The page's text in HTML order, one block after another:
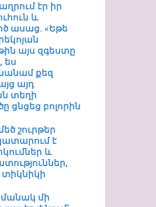
էր իր
և
ասաց. «Եթե
այս զգեստը
ես
քեզ
այդ
տեղի
ցնցեց բոլորին
շուրթեր
է
և
մի